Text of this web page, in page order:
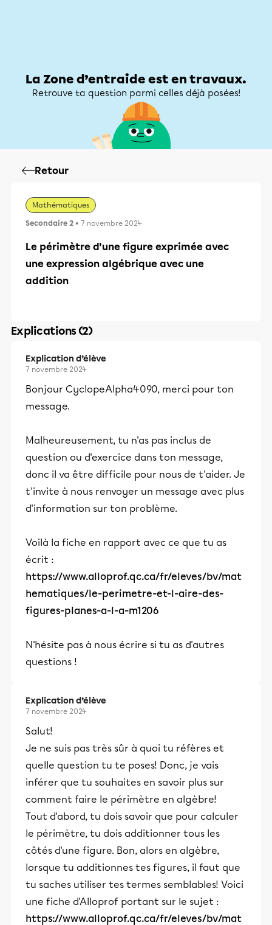
La Zone d’entraide est en travaux.
Retrouve ta question parmi celles déjà posées!
Retour
Mathématiques
Secondaire 2 • 7 novembre 2024
Le périmètre d'une figure exprimée avec
une expression algébrique avec une
addition
Explications (2)
Explication d’élève
7 novembre 2024
Bonjour CyclopeAlpha4090, merci pour ton
message.
Malheureusement, tu n'as pas inclus de
question ou d'exercice dans ton message,
donc il va être difficile pour nous de t'aider. Je
t'invite à nous renvoyer un message avec plus
d'information sur ton problème.
Voilà la fiche en rapport avec ce que tu as
écrit :
https://www.alloprof.qc.ca/fr/eleves/bv/mat
hematiques/le-perimetre-et-l-aire-des-
figures-planes-a-l-a-m1206
N'hésite pas à nous écrire si tu as d'autres
questions !
Explication d’élève
7 novembre 2024
Salut!
Je ne suis pas très sûr à quoi tu réfères et
quelle question tu te poses! Donc, je vais
inférer que tu souhaites en savoir plus sur
comment faire le périmètre en algèbre!
Tout d'abord, tu dois savoir que pour calculer
le périmètre, tu dois additionner tous les
côtés d'une figure. Bon, alors en algèbre,
lorsque tu additionnes tes figures, il faut que
tu saches utiliser tes termes semblables! Voici
une fiche d'Alloprof portant sur le sujet :
https://www.alloprof.qc.ca/fr/eleves/bv/mat